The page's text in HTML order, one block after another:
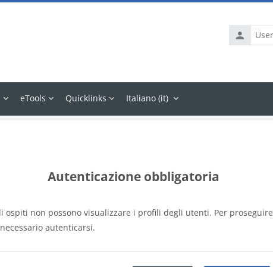
Username
eTools Quicklinks Italiano ‎(it)‎
Autenticazione obbligatoria
ospiti non possono visualizzare i profili degli utenti. Per proseguire
autenticarsi.